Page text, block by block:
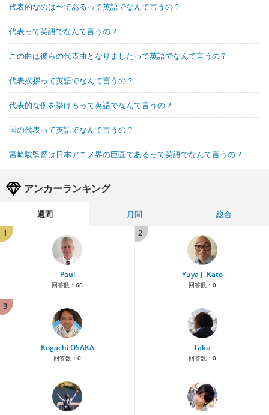
代表的なのは〜であるって英語でなんて言うの？
代表って英語でなんて言うの？
この曲は彼らの代表曲となりましたって英語でなんて言うの？
代表挨拶って英語でなんて言うの？
代表的な例を挙げるって英語でなんて言うの？
国の代表って英語でなんて言うの？
宮崎駿監督は日本アニメ界の巨匠であるって英語でなんて言うの？
アンカーランキング
週間 月間
総合
1
Paul
回答数： 66
2
Yuya J. Kato
回答数： 0
3
Kogachi OSAKA
回答数： 0
Taku
回答数： 0